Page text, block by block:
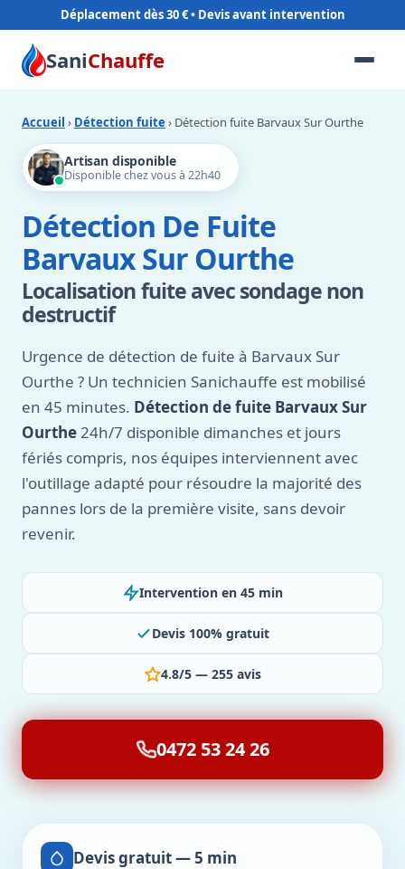
Déplacement dès 30 €
SaniChauffe
Accueil › Détection fuite › Détection fuite Barvaux Sur Ourthe
Artisan disponible
Disponible chez vous à 22h40
Détection De Fuite
Barvaux Sur Ourthe
Localisation fuite avec sondage non
destructif
Urgence de détection de fuite à Barvaux Sur
Ourthe ? Un technicien Sanichauffe est mobilisé
en 45 minutes. Détection de fuite Barvaux Sur
Ourthe24h/7 disponible dimanches et jours
fériés compris, nos équipes interviennent avec
l'outillage adapté pour résoudre la majorité des
pannes lors de la première visite, sans devoir
revenir.
Intervention en 45 min
Devis 100% gratuit
4.8/5 — 255 avis
0472 53 24 26
Devis gratuit — 5 min